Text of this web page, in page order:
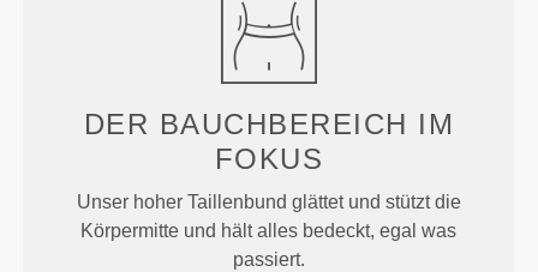
DER BAUCHBEREICH IM
FOKUS
Unser hoher Taillenbund glättet und stützt die
Körpermitte und hält alles bedeckt, egal was
passiert.